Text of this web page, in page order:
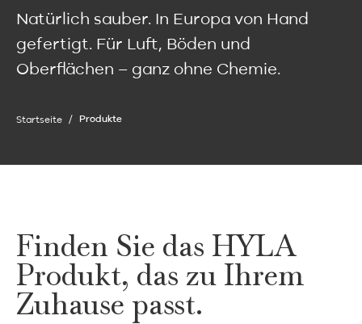
Natürlich sauber. In Europa von Hand
gefertigt. Für Luft, Böden und
Oberflächen – ganz ohne Chemie.
Startseite Produkte
Finden Sie das HYLA
Produkt, das zu Ihrem
Zuhause passt.